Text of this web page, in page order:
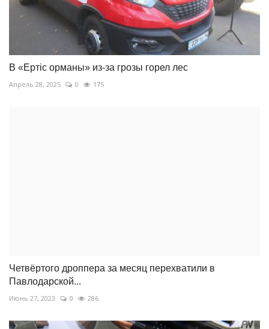
В «Ертіс орманы» из-за грозы горел лес
Апрель 28, 2025 0 175
Четвёртого дроппера за месяц перехватили в
Павлодарской...
Июнь 27, 2023 0 286